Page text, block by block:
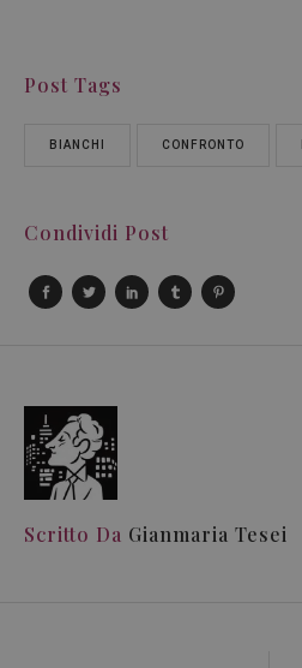
Post Tags
BIANCHI CONFRONTO
Condividi Post
Scritto Da Gianmaria Tesei